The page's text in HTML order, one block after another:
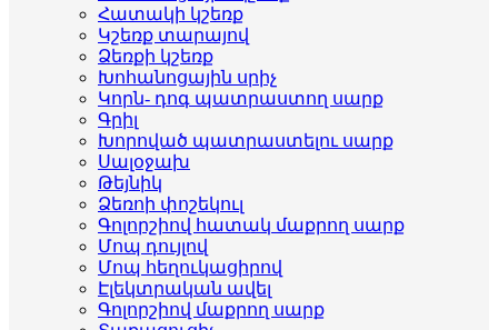
Հատակի կշեռք
Կշեռք տարայով
Ձեռքի կշեռք
Խոհանոցային սրիչ
Կորն- դոգ պատրաստող սարք
Գրիլ
Խորոված պատրաստելու սարք
Սալօջախ
Թեյնիկ
Ձեռոի փոշեկուլ
Գոլորշիով հատակ մաքրող սարք
Մոպ դույլով
Մոպ հեղուկացիրով
Էլեկտրական ավել
Գոլորշիով մաքրող սարք